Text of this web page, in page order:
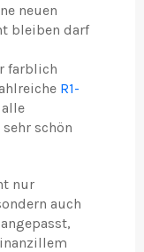
neuen
bleiben darf
farblich
R1-
schön
nur
auch